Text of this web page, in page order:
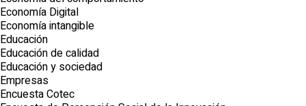
Economía Digital
Economía intangible
Educación
Educación de calidad
Educación y sociedad
Empresas
Encuesta Cotec